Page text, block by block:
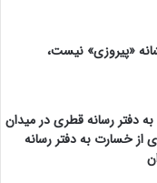
«پیروزی» نیست،
دفتر رسانه قطری در میدان
از خسارت به دفتر رسانه